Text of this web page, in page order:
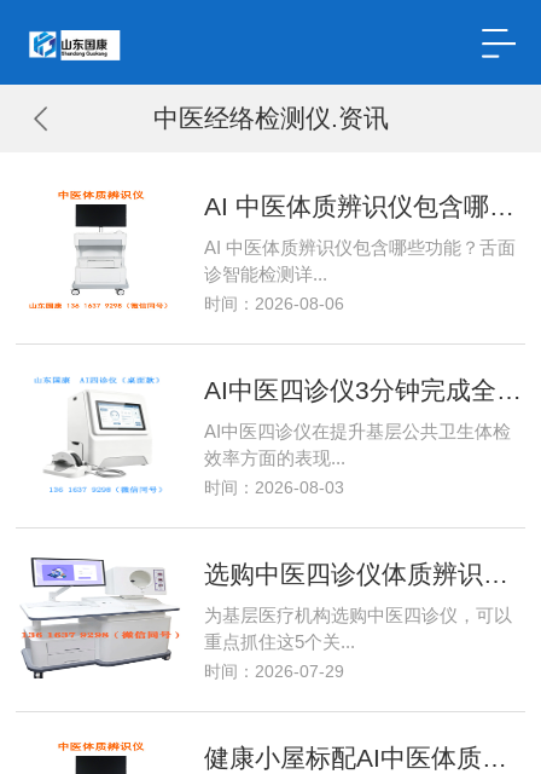
中医经络检测仪.资讯
AI 中医体质辨识仪包含哪些功能？舌面诊智能检测详解
AI 中医体质辨识仪包含哪些功能？舌面
诊智能检测详...
时间：2026-08-06
AI中医四诊仪3分钟完成全套筛查，提升公卫体检效率
AI中医四诊仪在提升基层公共卫生体检
效率方面的表现...
时间：2026-08-03
选购中医四诊仪体质辨识系统5个关键点，基层医疗机构必看
为基层医疗机构选购中医四诊仪，可以
重点抓住这5个关...
时间：2026-07-29
健康小屋标配AI中医体质辨识仪，弥补基层中医医师短板